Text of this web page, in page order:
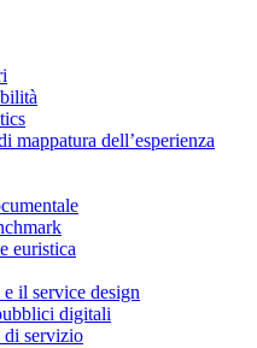
mappatura dell’esperienza
euristica
il service design
digitali
servizio